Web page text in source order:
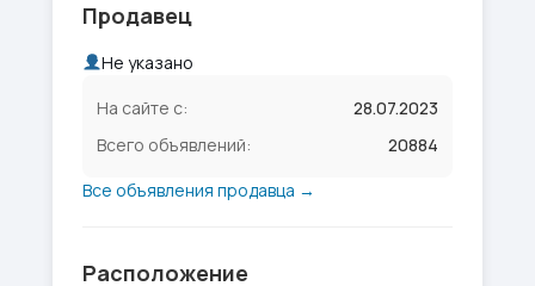
Продавец
Не указано
На сайте с:
28.07.2023
Всего объявлений:
20884
Все объявления продавца →
Расположение